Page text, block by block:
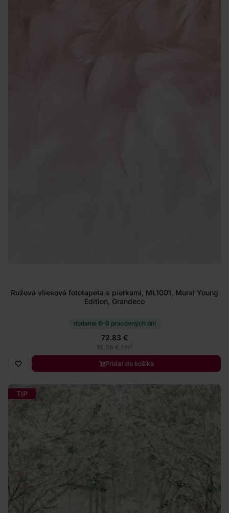
Ružová vliesová fototapeta s pierkami, ML1001, Mural Young
Edition, Grandeco
dodanie 6–9 pracovných dní
72.83 €
16.36 € / m2
Pridať do košíka
TIP